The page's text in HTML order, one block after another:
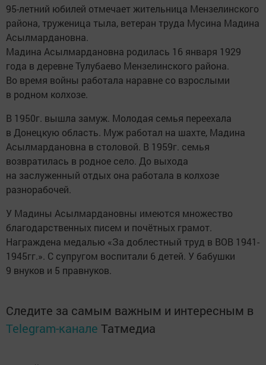
95-летний юбилей отмечает жительница Мензелинского
района, труженица тыла, ветеран труда Мусина Мадина
Асылмардановна.
Мадина Асылмардановна родилась 16 января 1929
года в деревне Тулубаево Мензелинского района.
Во время войны работала наравне со взрослыми
в родном колхозе.
В 1950г. вышла замуж. Молодая семья переехала
в Донецкую область. Муж работал на шахте, Мадина
Асылмардановна в столовой. В 1959г. семья
возвратилась в родное село. До выхода
на заслуженный отдых она работала в колхозе
разнорабочей.
У Мадины Асылмардановны имеются множество
благодарственных писем и почётных грамот.
Награждена медалью «За доблестный труд в ВОВ 1941-
1945гг.». С супругом воспитали 6 детей. У бабушки
9 внуков и 5 правнуков.
Следите за самым важным и интересным в
Telegram-канале Татмедиа